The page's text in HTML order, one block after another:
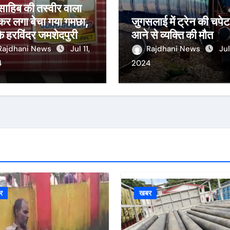
की तस्वीर वाला
लगा बेचा गया गमछा,
जमशेदपुरी ने
सीजीपीसी को ज्ञापन
News
Jul 11,
जुगसलाई में ट्रेन की
आने से व्यक्ति की मौत
Rajdhani News
2024
खबर